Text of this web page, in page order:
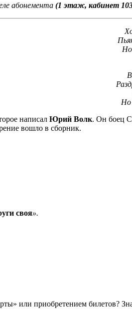
абонемента (1 этаж, кабинет
Но
написал Юрий Волк. Он боец
вошло в сборник.
своя».
или приобретением билетов?